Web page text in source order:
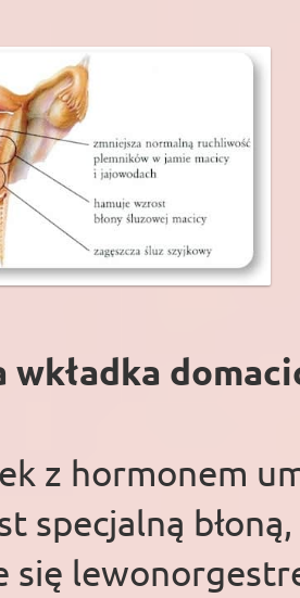
wkładka
z hormonem
specjalną
się